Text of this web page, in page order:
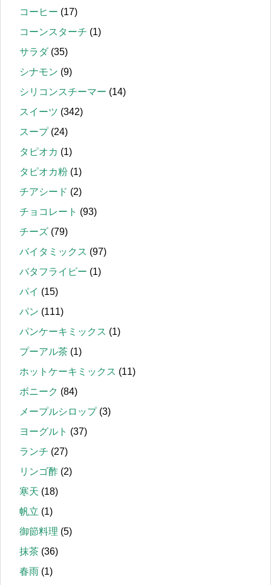
コーヒー (17)
コーンスターチ (1)
サラダ(35)
シナモン (9)
シリコンスチーマー (14)
スイーツ (342)
スープ(24)
タピオカ (1)
タピオカ粉 (1)
チアシード (2)
チョコレート (93)
チーズ (79)
バイタミックス (97)
バタフライピー (1)
パイ (15)
パン (111)
パンケーキミックス (1)
プーアル茶 (1)
ホットケーキミックス (11)
ボニーク (84)
メープルシロップ(3)
ヨーグルト (37)
ランチ (27)
リンゴ酢 (2)
寒天 (18)
帆立 (1)
御節料理 (5)
抹茶 (36)
春雨 (1)